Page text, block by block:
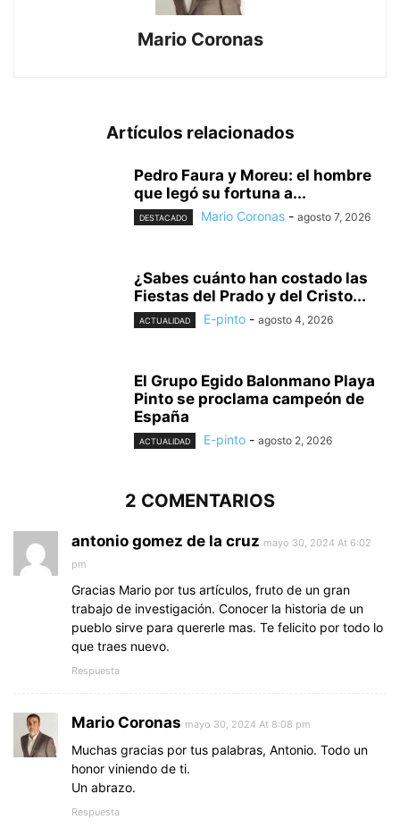
Mario Coronas
Artículos relacionados
Pedro Faura y Moreu: el hombre
que legó su fortuna a...
DESTACADO Mario Coronas - agosto 7, 2026
¿Sabes cuánto han costado las
Fiestas del Prado y del Cristo...
ACTUALIDAD E-pinto - agosto 4, 2026
El Grupo Egido Balonmano Playa
Pinto se proclama campeón de
España
ACTUALIDAD E-pinto - agosto 2, 2026
2 COMENTARIOS
antonio gomez de la cruz mayo 30, 2024 At 6:02
pm
Gracias Mario por tus artículos, fruto de un gran
trabajo de investigación. Conocer la historia de un
pueblo sirve para quererle mas. Te felicito por todo lo
que traes nuevo.
Respuesta
Mario Coronas mayo 30, 2024 At 8:08 pm
Muchas gracias por tus palabras, Antonio. Todo un
honor viniendo de ti.
Un abrazo.
Respuesta